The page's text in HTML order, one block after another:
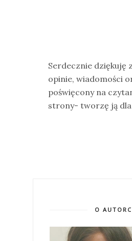
Serdecznie dziękuję
opinie, wiadomości
poświęcony na
strony- tworzę ją dla
O